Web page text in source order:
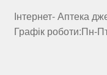
Інтернет- Аптека
Графік роботи:Пн-